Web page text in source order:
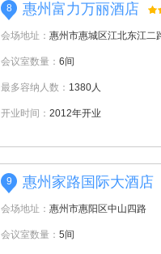
8 惠州富力万丽酒店
会场地址： 惠州市惠城区江北东江二
会议室数量： 6间
最多容纳人数： 1380人
开业时间： 2012年开业
9 惠州家路国际大酒店
会场地址： 惠州市惠阳区中山四路
会议室数量： 5间